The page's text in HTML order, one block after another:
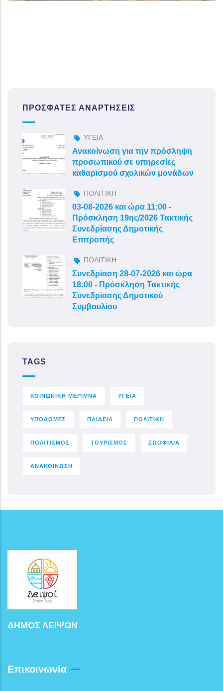
ΠΡΌΣΦΑΤΕΣ ΑΝΑΡΤΉΣΕΙΣ
ΥΓΕΙΑ
Ανακοίνωση για την πρόσληψη
προσωπικού σε υπηρεσίες
καθαρισμού σχολικών μονάδων
ΠΟΛΙΤΙΚΗ
03-08-2026 και ώρα 11:00 -
Πρόσκληση 19ης/2026 Τακτικής
Συνεδρίασης Δημοτικής
Επιτροπής
ΠΟΛΙΤΙΚΗ
Συνεδρίαση 28-07-2026 και ώρα
18:00 - Πρόσκληση Τακτικής
Συνεδρίασης Δημοτικού
Συμβουλίου
TAGS
ΚΟΙΝΩΝΙΚΗ ΜΕΡΙΜΝΑ ΥΓΕΙΑ
ΥΠΟΔΟΜΕΣ ΠΑΙΔΕΙΑ ΠΟΛΙΤΙΚΗ
ΠΟΛΙΤΙΣΜΟΣ ΤΟΥΡΙΣΜΟΣ ΖΩΟΦΙΛΙΑ
ΑΝΑΚΟΙΝΩΣΗ
ΔΗΜΟΣ ΛΕΙΨΩΝ
Επικοινωνία